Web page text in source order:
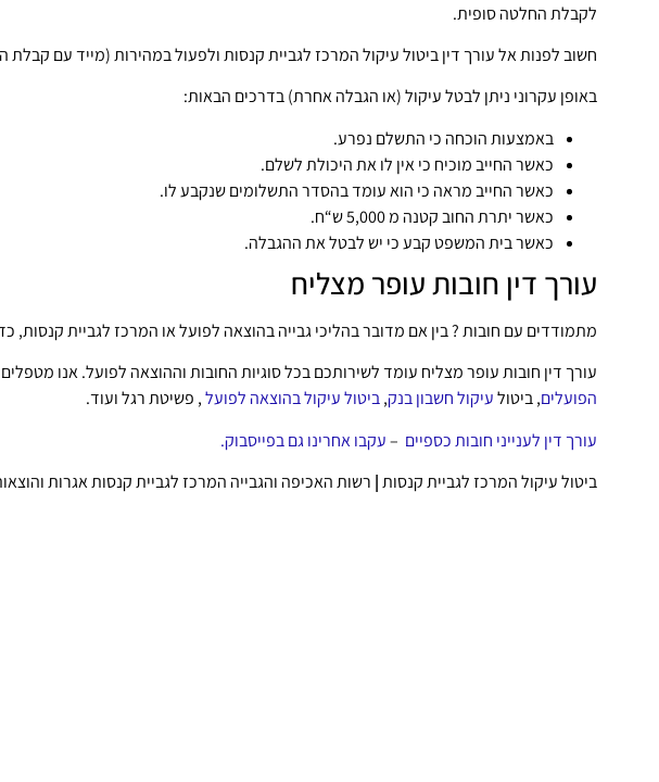
לקבלת החלטה סופית.
חשוב לפנות אל עורך דין ביטול עיקול המרכז לגביית קנסות ולפעול במהירות (מייד עם
באופן עקרוני ניתן לבטל עיקול (או הגבלה אחרת) בדרכים הבאות:
באמצעות הוכחה כי התשלם נפרע.
כאשר החייב מוכיח כי אין לו את היכולת לשלם.
כאשר החייב מראה כי הוא עומד בהסדר התשלומים שנקבע לו.
כאשר יתרת החוב קטנה מ 5,000 ש“ח.
כאשר בית המשפט קבע כי יש לבטל את ההגבלה.
עורך דין חובות עופר מצליח
מתמודדים עם חובות ? בין אם מדובר בהליכי גבייה בהוצאה לפועל או המרכז לגביית קנסות,
עורך דין חובות עופר מצליח עומד לשירותכם בכל סוגיות החובות וההוצאה לפועל. אנו מטפלים
הפועלים, ביטולעיקול חשבון בנק,ביטול עיקול בהוצאה לפועל, פשיטת רגל ועוד.
עורך דין לענייני חובות כספיים –עקבו אחרינו גם בפייסבוק.
ביטול עיקול המרכז לגביית קנסות| רשות האכיפה והגבייה המרכז לגביית קנסות אגרות